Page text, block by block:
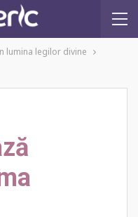
lumina legilor divine